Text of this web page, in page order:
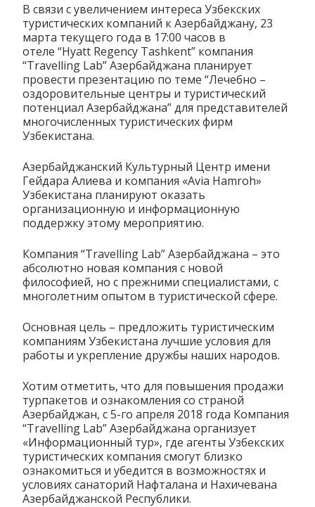
В связи с увеличением интереса Узбекских
туристических компаний к Азербайджану, 23
марта текущего года в 17:00 часов в
отеле “Hyatt Regency Tashkent” компания
“Travelling Lab” Азербайджана планирует
провести презентацию по теме “Лечебно –
оздоровительные центры и туристический
потенциал Азербайджана” для представителей
многочисленных туристических фирм
Узбекистана.
Азербайджанский Культурный Центр имени
Гейдара Алиева и компания «Avia Hamroh»
Узбекистана планируют оказать
организационную и информационную
поддержку этому мероприятию.
Компания “Travelling Lab” Азербайджана – это
абсолютно новая компания с новой
философией, но с прежними специалистами, с
многолетним опытом в туристической сфере.
Основная цель – предложить туристическим
компаниям Узбекистана лучшие условия для
работы и укрепление дружбы наших народов.
Хотим отметить, что для повышения продажи
турпакетов и ознакомления со страной
Азербайджан, с 5-го апреля 2018 года Компания
“Travelling Lab” Азербайджана организует
«Информационный тур», где агенты Узбекских
туристических компания смогут близко
ознакомиться и убедится в возможностях и
условиях санаторий Нафталана и Нахичевана
Азербайджанской Республики.